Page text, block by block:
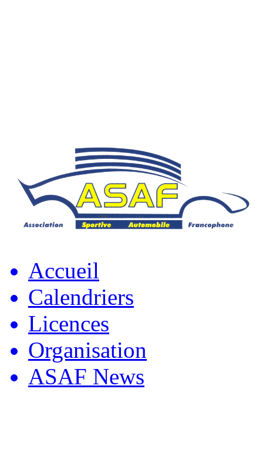
Accueil
Calendriers
Licences
Organisation
ASAF News